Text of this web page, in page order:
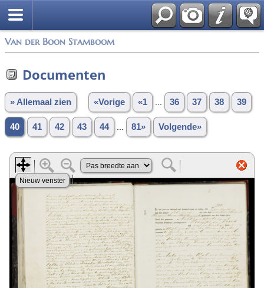
Van der Boon Stamboom
Documenten
» Allemaal zien «Vorige «1 36 37 38 39
40 41 42 43 44 81» Volgende»